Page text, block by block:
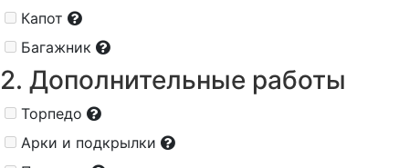
Капот
Багажник
2. Дополнительные работы
Торпедо
Арки и подкрылки